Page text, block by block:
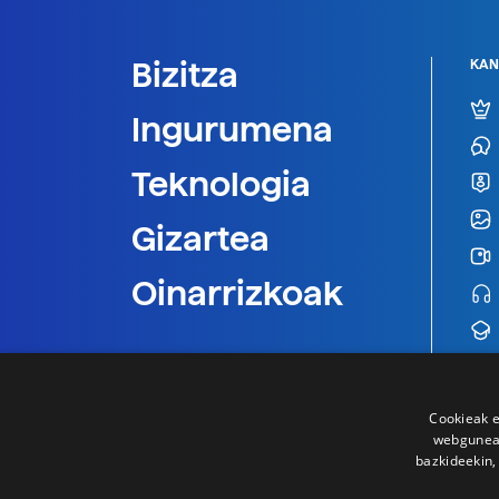
Bizitza
Ingurumena
Teknologia
Gizartea
Oinarrizkoak
Cookieak